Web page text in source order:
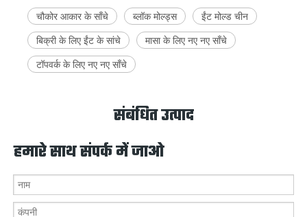
चौकोर आकार के साँचे ब्लॉक मोल्ड्स
ईंट मोल्ड चीन
बिक्री के लिए ईंट के सांचे
मासा के लिए नए नए साँचे
टॉपवर्क के लिए नए नए साँचे
संबंधित उत्पाद
हमारे साथ संपर्क में जाओ